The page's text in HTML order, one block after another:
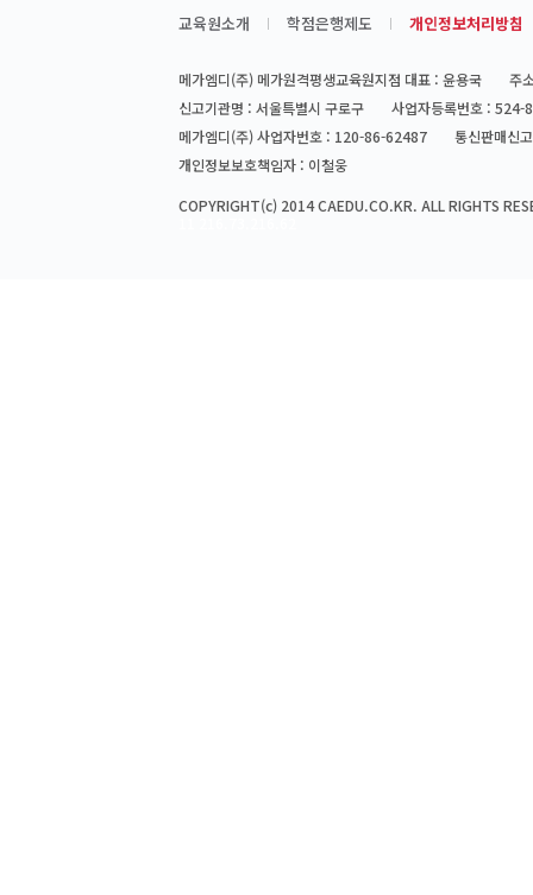
교육원소개 학점은행제도 개인정보처리방침
메가엠디(주) 메가원격평생교육원지점 대표 : 윤용국
주
신고기관명 : 서울특별시 구로구
사업자등록번호 :
메가엠디(주) 사업자번호 : 120-86-62487
통신판매신
개인정보보호책임자 : 이철웅
COPYRIGHT(c) 2014 CAEDU.CO.KR. ALL RIGHTS